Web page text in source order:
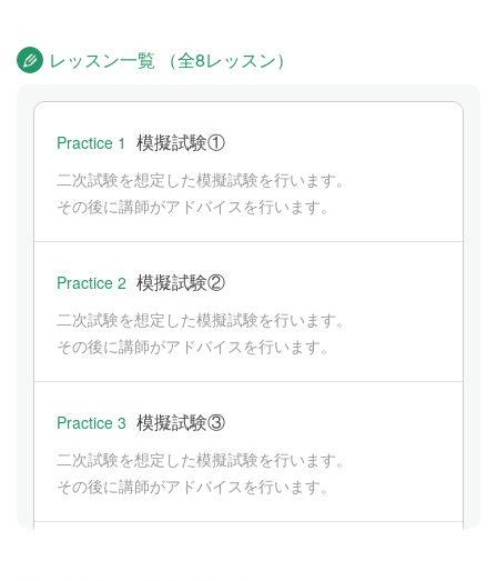
レッスン一覧 （全8レッスン）
Practice 1 模擬試験①
二次試験を想定した模擬試験を行います。
その後に講師がアドバイスを行います。
Practice 2 模擬試験②
二次試験を想定した模擬試験を行います。
その後に講師がアドバイスを行います。
Practice 3 模擬試験③
二次試験を想定した模擬試験を行います。
その後に講師がアドバイスを行います。